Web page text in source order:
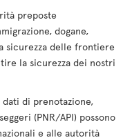
preposte
dogane,
sicurezza delle frontiere
la sicurezza dei nostri
di prenotazione,
(PNR/API) possono
e alle autorità